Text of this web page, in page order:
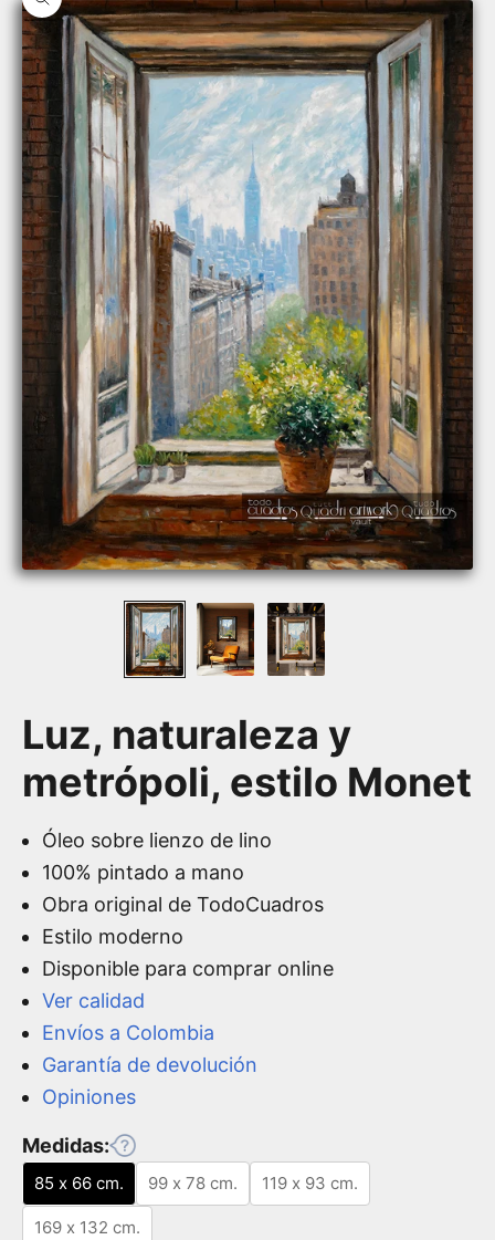
Zoom
Luz, naturaleza y
metrópoli, estilo Monet
Óleo sobre lienzo de lino
100% pintado a mano
Obra original de TodoCuadros
Estilo moderno
Disponible para comprar online
Ver calidad
Envíos a Colombia
Garantía de devolución
Opiniones
Medidas:
85 x 66 cm. 99 x 78 cm. 119 x 93 cm.
169 x 132 cm.